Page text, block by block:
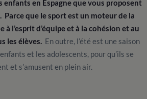
enfants en Espagne que vous proposent
Parce que le sport est un moteur de la
à l’esprit d’équipe et à la cohésion et au
les élèves. En outre, l’été est une saison
et les adolescents, pour qu’ils se
et s’amusent en plein air.